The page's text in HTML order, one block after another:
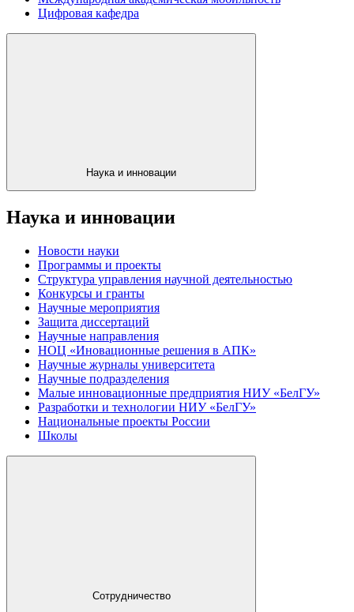
Цифровая кафедра
Наука и инновации
Наука и инновации
Новости науки
Программы и проекты
Структура управления научной деятельностью
Конкурсы и гранты
Научные мероприятия
Защита диссертаций
Научные направления
НОЦ «Иновационные решения в АПК»
Научные журналы университета
Научные подразделения
Малые инновационные предприятия НИУ «БелГУ»
Разработки и технологии НИУ «БелГУ»
Национальные проекты России
Школы
Сотрудничество